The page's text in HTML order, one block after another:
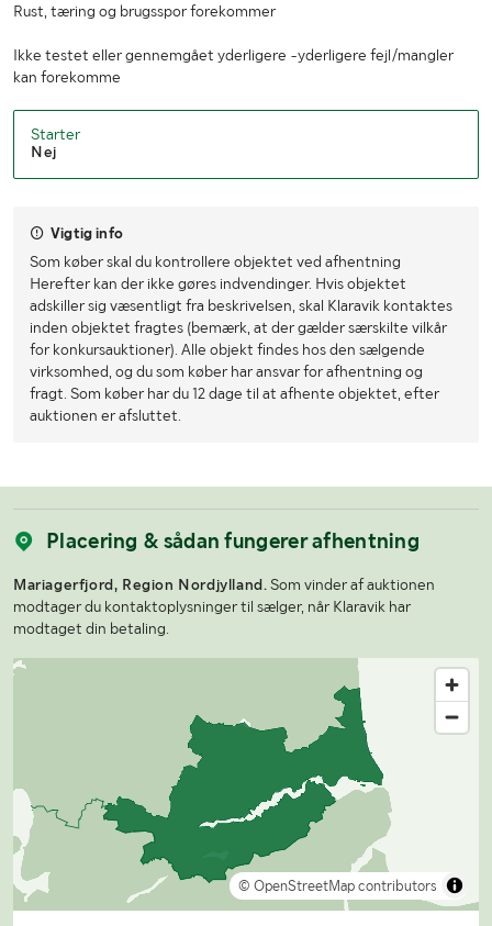
Rust, tæring og brugsspor forekommer
Ikke testet eller gennemgået yderligere -yderligere fejl/mangler
kan forekomme
Starter
Nej
Vigtig info
Som køber skal du kontrollere objektet ved afhentning
Herefter kan der ikke gøres indvendinger. Hvis objektet
adskiller sig væsentligt fra beskrivelsen, skal Klaravik kontaktes
inden objektet fragtes (bemærk, at der gælder særskilte vilkår
for konkursauktioner). Alle objekt findes hos den sælgende
virksomhed, og du som køber har ansvar for afhentning og
fragt. Som køber har du 12 dage til at afhente objektet, efter
auktionen er afsluttet.
Placering & sådan fungerer afhentning
Mariagerfjord, Region Nordjylland. Som vinder af auktionen
modtager du kontaktoplysninger til sælger, når Klaravik har
modtaget din betaling.
© OpenStreetMap contributors